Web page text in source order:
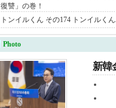
復讐」の巻！
トンイルくん その174 トンイルく
Photo
新韓